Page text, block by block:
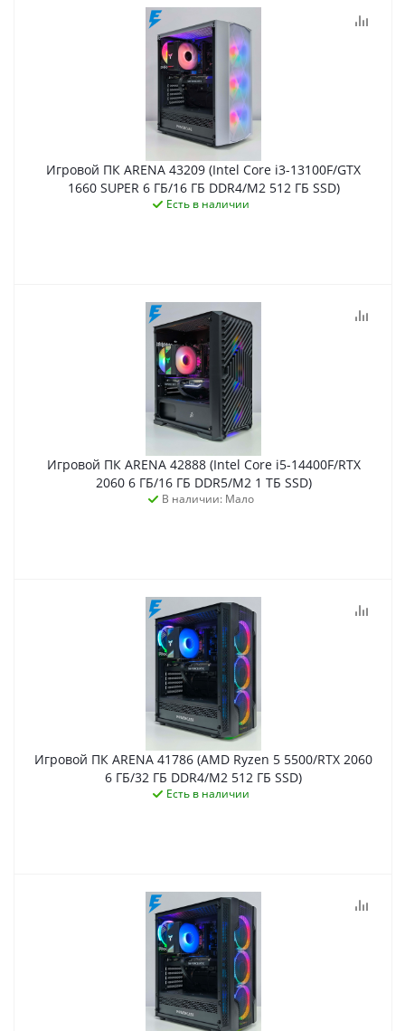
Игровой ПК ARENA 43209 (Intel Core i3-13100F/GTX
1660 SUPER 6 ГБ/16 ГБ DDR4/M2 512 ГБ SSD)
Есть в наличии
Игровой ПК ARENA 42888 (Intel Core i5-14400F/RTX
2060 6 ГБ/16 ГБ DDR5/M2 1 ТБ SSD)
В наличии: Мало
Игровой ПК ARENA 41786 (AMD Ryzen 5 5500/RTX 2060
6 ГБ/32 ГБ DDR4/M2 512 ГБ SSD)
Есть в наличии